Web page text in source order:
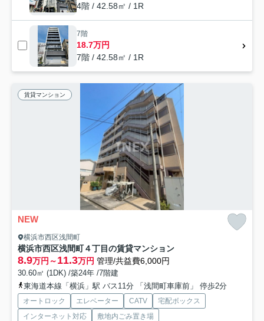
4階 / 42.58㎡ / 1R
7階
18.7万円
7階 / 42.58㎡ / 1R
賃貸マンション
NEW
横浜市西区浅間町
横浜市西区浅間町４丁目の賃貸マンション
8.9万円～11.3万円 管理/共益費6,000円
30.60㎡ (1DK) /築24年 /7階建
東海道本線「横浜」駅 バス11分 「浅間町車庫前」 停歩2分
オートロック エレベーター CATV
宅配ボックス
インターネット対応
敷地内ごみ置き場